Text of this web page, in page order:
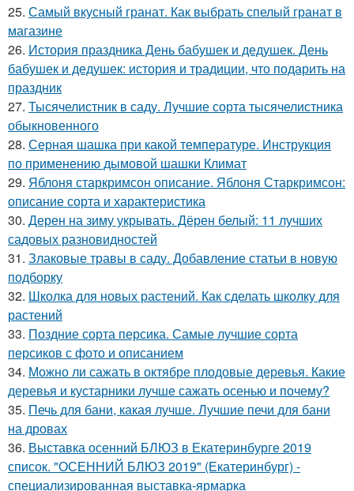
25. Самый вкусный гранат. Как выбрать спелый гранат в
магазине
26. История праздника День бабушек и дедушек. День
бабушек и дедушек: история и традиции, что подарить на
праздник
27. Тысячелистник в саду. Лучшие сорта тысячелистника
обыкновенного
28. Серная шашка при какой температуре. Инструкция
по применению дымовой шашки Климат
29. Яблоня старкримсон описание. Яблоня Старкримсон:
описание сорта и характеристика
30. Дерен на зиму укрывать. Дёрен белый: 11 лучших
садовых разновидностей
31. Злаковые травы в саду. Добавление статьи в новую
подборку
32. Школка для новых растений. Как сделать школку для
растений
33. Поздние сорта персика. Самые лучшие сорта
персиков с фото и описанием
34. Можно ли сажать в октябре плодовые деревья. Какие
деревья и кустарники лучше сажать осенью и почему?
35. Печь для бани, какая лучше. Лучшие печи для бани
на дровах
36. Выставка осенний БЛЮЗ в Екатеринбурге 2019
список. "ОСЕННИЙ БЛЮЗ 2019" (Екатеринбург) -
специализированная выставка-ярмарка